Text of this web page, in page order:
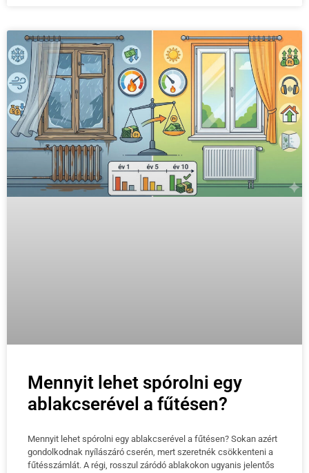
Mennyit lehet spórolni egy
ablakcserével a fűtésen?
Mennyit lehet spórolni egy ablakcserével a fűtésen? Sokan azért
gondolkodnak nyílászáró cserén, mert szeretnék csökkenteni a
fűtésszámlát. A régi, rosszul záródó ablakokon ugyanis jelentős